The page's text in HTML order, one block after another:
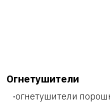
Огнетушители
огнетушители